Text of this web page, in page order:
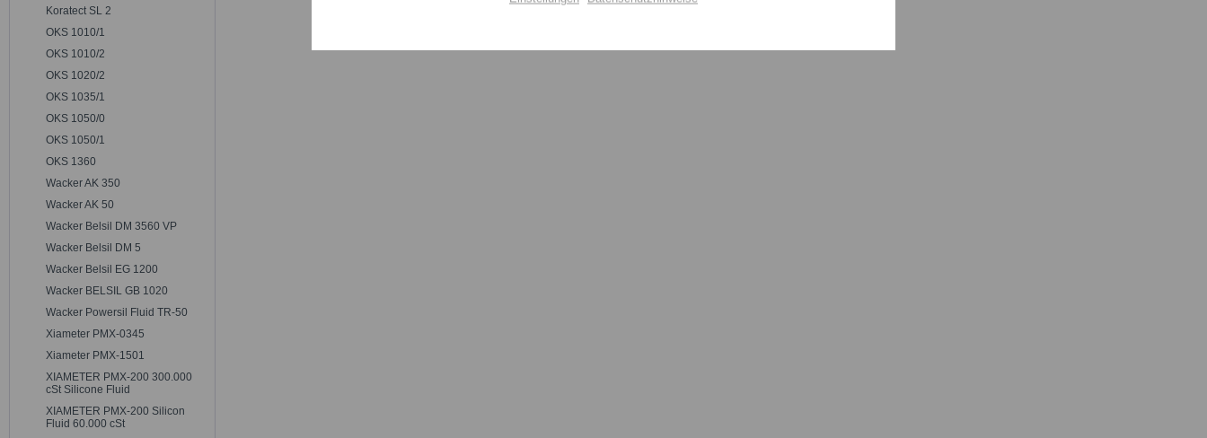
Koratect SL 2
OKS 1010/1
OKS 1010/2
OKS 1020/2
OKS 1035/1
OKS 1050/0
OKS 1050/1
OKS 1360
Wacker AK 350
Wacker AK 50
Wacker Belsil DM 3560 VP
Wacker Belsil DM 5
Wacker Belsil EG 1200
Wacker BELSIL GB 1020
Wacker Powersil Fluid TR-50
Xiameter PMX-0345
Xiameter PMX-1501
XIAMETER PMX-200 300.000
cSt Silicone Fluid
XIAMETER PMX-200 Silicon
Fluid 60.000 cSt